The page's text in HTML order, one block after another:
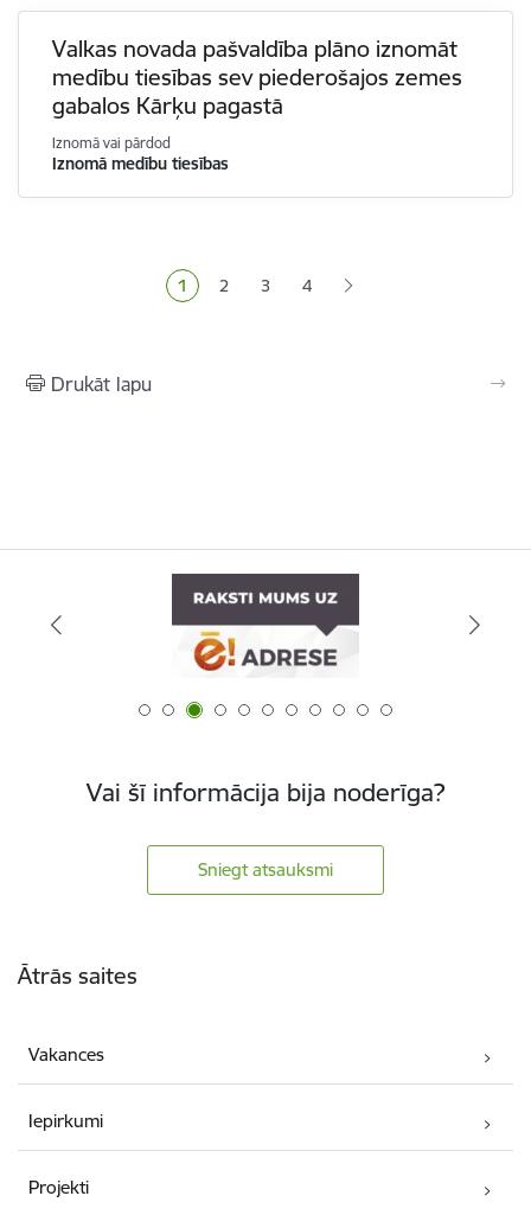
Valkas novada pašvaldība plāno iznomāt
medību tiesības sev piederošajos zemes
gabalos Kārķu pagastā
Iznomā vai pārdod
Iznomā medību tiesības
Pašreizējā lapa
1 Lapa
2 Lapa
3 Lapa
4
Drukāt lapu
Vai šī informācija bija noderīga?
Sniegt atsauksmi
Ātrās saites
Vakances
Iepirkumi
Projekti